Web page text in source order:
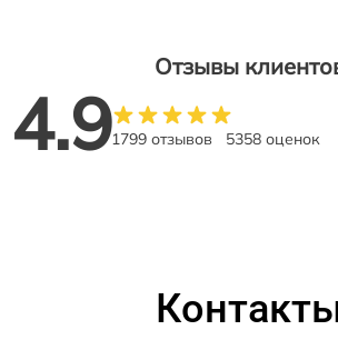
Отзывы
4.91799 отзывов 5358 оценок